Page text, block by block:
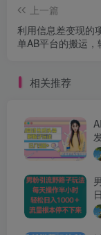
上一篇
利用信息差变现的
单AB平台的搬运，
相关推荐